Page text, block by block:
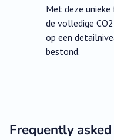
Met deze
de volledige
op een
bestond.
Frequently